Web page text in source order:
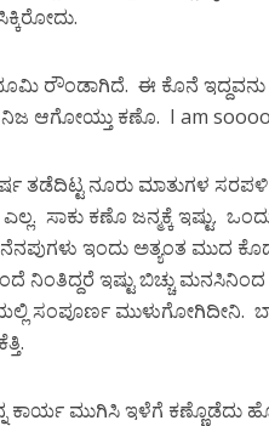
ರೌಂಡಾಗಿದೆ. ಈ ಕೊನೆ ಇದ್ದವನು
ಆಗೋಯ್ತು ಕಣೊ. I am
ತಡೆದಿಟ್ಟ ನೂರು ಮಾತುಗಳ
ಸಾಕು ಕಣೊ ಜನ್ಮಕ್ಕೆ ಇಷ್ಟು.
ಇಂದು ಅತ್ಯಂತ ಮುದ
ನಿಂತಿದ್ದರೆ ಇಷ್ಟು ಬಿಚ್ಚು
ಸಂಪೂರ್ಣ ಮುಳುಗೋಗಿದೀನಿ.
ಕಾರ್ಯ ಮುಗಿಸಿ ಇಳೆಗೆ ಕಣ್ಣೊಡೆದು